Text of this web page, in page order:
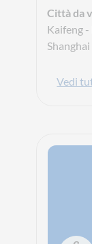
Città da
Kaifeng -
Vedi